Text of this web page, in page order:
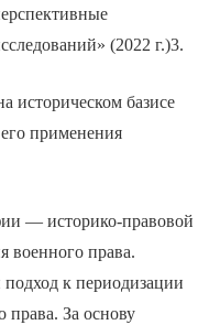
(2022 г.)3.
историческом базисе
применения
— историко-правовой
военного права.
подход к периодизации
права. За основу